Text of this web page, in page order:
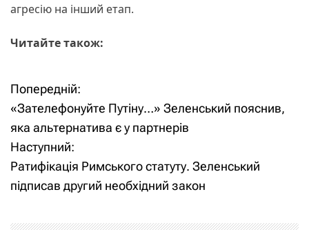
агресію на інший етап.
Читайте також:
Н
а
в
і
Попередній:
«Зателефонуйте Путіну…» Зеленський пояснив,
яка альтернатива є у партнерів
Наступний:
Ратифікація Римського статуту. Зеленський
підписав другий необхідний закон